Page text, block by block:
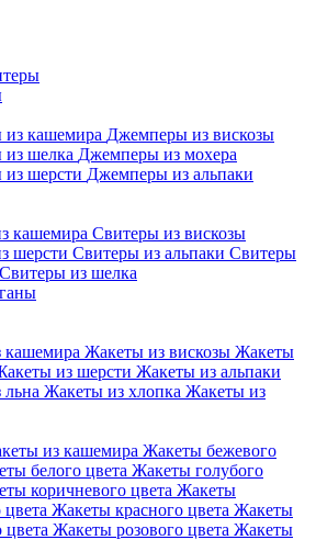
кашемира Джемперы из вискозы
шелка Джемперы из мохера
шерсти Джемперы из альпаки
кашемира Свитеры из вискозы
шерсти Свитеры из альпаки Свитеры
Свитеры из шелка
кашемира Жакеты из вискозы Жакеты
из шерсти Жакеты из альпаки
Жакеты из хлопка Жакеты из
из кашемира Жакеты бежевого
белого цвета Жакеты голубого
коричневого цвета Жакеты
Жакеты красного цвета Жакеты
Жакеты розового цвета Жакеты